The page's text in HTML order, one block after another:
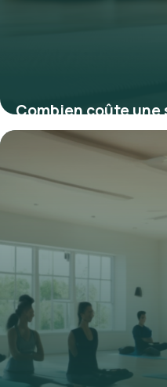
Combien coûte
en 2025 : tarifs et